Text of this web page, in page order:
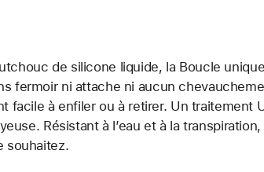
de silicone liquide, la Boucle
fermoir ni attache ni aucun
facile à enfiler ou à retirer. Un traitement
Résistant à l’eau et à la
souhaitez.